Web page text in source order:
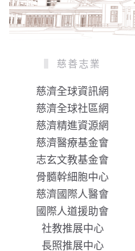
慈善志業
慈濟全球資訊網
慈濟全球社區網
慈濟精進資源網
慈濟醫療基金會
志玄文教基金會
骨髓幹細胞中心
慈濟國際人醫會
國際人道援助會
社教推展中心
長照推展中心